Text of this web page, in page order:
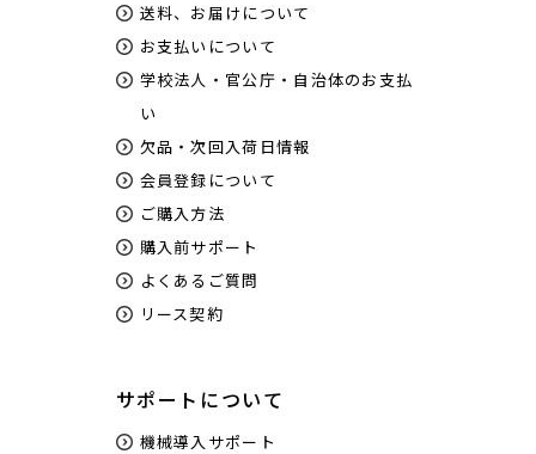
送料、お届けについて
お支払いについて
学校法人・官公庁・自治体のお支払
い
欠品・次回入荷日情報
会員登録について
ご購入方法
購入前サポート
よくあるご質問
リース契約
サポートについて
機械導入サポート